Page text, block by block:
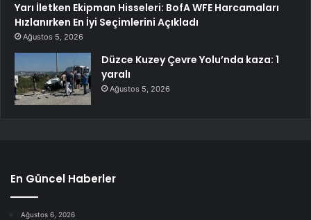
Yarı İletken Ekipman Hisseleri: BofA WFE Harcamaları
Hızlanırken En İyi Seçimlerini Açıkladı
Ağustos 5, 2026
Düzce Kuzey Çevre Yolu’nda kaza: 1
yaralı
Ağustos 5, 2026
En Güncel Haberler
Ağustos 6, 2026